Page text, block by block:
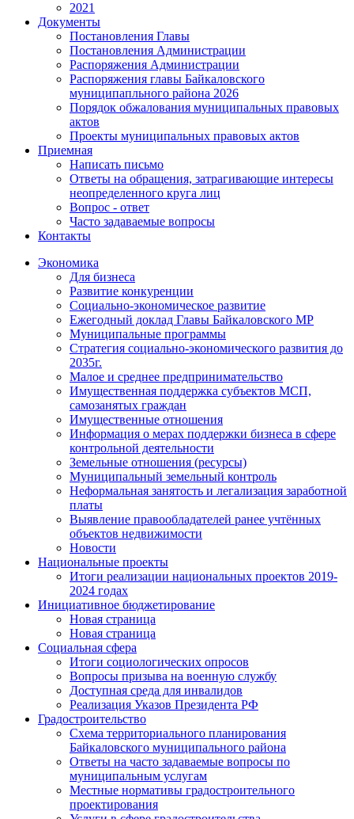
2021
Документы
Постановления Главы
Постановления Администрации
Распоряжения Администрации
Распоряжения главы Байкаловского
муниципапльного района 2026
Порядок обжалования муниципальных правовых
актов
Проекты муниципальных правовых актов
Приемная
Написать письмо
Ответы на обращения, затрагивающие интересы
неопределенного круга лиц
Вопрос - ответ
Часто задаваемые вопросы
Контакты
Экономика
Для бизнеса
Развитие конкуренции
Социально-экономическое развитие
Ежегодный доклад Главы Байкаловского МР
Муниципальные программы
Стратегия социально-экономического развития до
2035г.
Малое и среднее предпринимательство
Имущественная поддержка субъектов МСП,
самозанятых граждан
Имущественные отношения
Информация о мерах поддержки бизнеса в сфере
контрольной деятельности
Земельные отношения (ресурсы)
Муниципальный земельный контроль
Неформальная занятость и легализация заработной
платы
Выявление правообладателей ранее учтённых
объектов недвижимости
Новости
Национальные проекты
Итоги реализации национальных проектов 2019-
2024 годах
Инициативное бюджетирование
Новая страница
Новая страница
Социальная сфера
Итоги социологических опросов
Вопросы призыва на военную службу
Доступная среда для инвалидов
Реализация Указов Президента РФ
Градостроительство
Схема территориального планирования
Байкаловского муниципального района
Ответы на часто задаваемые вопросы по
муниципальным услугам
Местные нормативы градостроительного
проектирования